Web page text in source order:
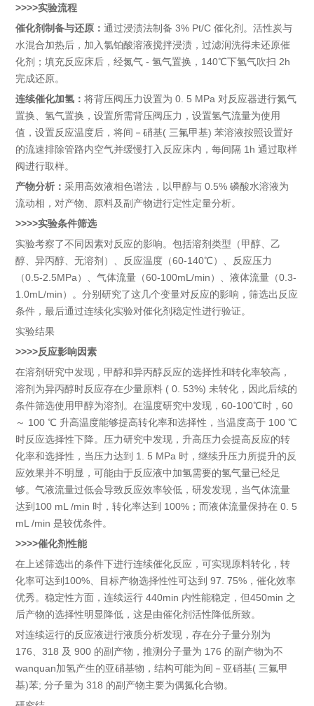
>>>>实验流程
催化剂制备与还原：通过浸渍法制备 3% Pt/C 催化剂。活性炭与
水混合加热后，加入氯铂酸溶液搅拌浸渍，过滤润洗得未还原催
化剂；填充反应床后，经氮气 - 氢气置换，140℃下氢气吹扫 2h
完成还原。
连续催化加氢：将背压阀压力设置为 0. 5 MPa 对反应器进行氮气
置换、氢气置换，设置所需背压阀压力，设置氢气流量为使用
值，设置反应温度后，将间－硝基( 三氟甲基) 苯溶液按照设置好
的流速排除管路内空气并缓慢打入反应床内，每间隔 1h 通过取样
阀进行取样。
产物分析：采用高效液相色谱法，以甲醇与 0.5% 磷酸水溶液为
流动相，对产物、原料及副产物进行定性定量分析。
>>>>实验条件筛选
实验考察了不同因素对反应的影响。包括溶剂类型（甲醇、乙
醇、异丙醇、无溶剂）、反应温度（60-140℃）、反应压力
（0.5-2.5MPa）、气体流量（60-100mL/min）、液体流量（0.3-
1.0mL/min）。分别研究了这几个变量对反应的影响，筛选出反应
条件，最后通过连续化实验对催化剂稳定性进行验证。
实验结果
>>>>反应影响因素
在溶剂研究中发现，甲醇和异丙醇反应的选择性和转化率较高，
溶剂为异丙醇时反应存在少量原料 ( 0. 53%) 未转化，因此后续的
条件筛选使用甲醇为溶剂。在温度研究中发现，60-100℃时，60
～ 100 ℃ 升高温度能够提高转化率和选择性，当温度高于 100 ℃
时反应选择性下降。压力研究中发现，升高压力会提高反应的转
化率和选择性，当压力达到 1. 5 MPa 时，继续升压力所提升的反
应效果并不明显，可能由于反应液中加氢需要的氢气量已经足
够。气液流量过低会导致反应效率较低，研发发现，当气体流量
达到100 mL /min 时，转化率达到 100%；而液体流量保持在 0. 5
mL /min 是较优条件。
>>>>催化剂性能
在上述筛选出的条件下进行连续催化反应，可实现原料转化，转
化率可达到100%、目标产物选择性性可达到 97. 75%，催化效率
优秀。稳定性方面，连续运行 440min 内性能稳定，但450min 之
后产物的选择性明显降低，这是由催化剂活性降低所致。
对连续运行的反应液进行液质分析发现，存在分子量分别为
176、318 及 900 的副产物，推测分子量为 176 的副产物为不
wanquan加氢产生的亚硝基物，结构可能为间－亚硝基( 三氟甲
基)苯; 分子量为 318 的副产物主要为偶氮化合物。